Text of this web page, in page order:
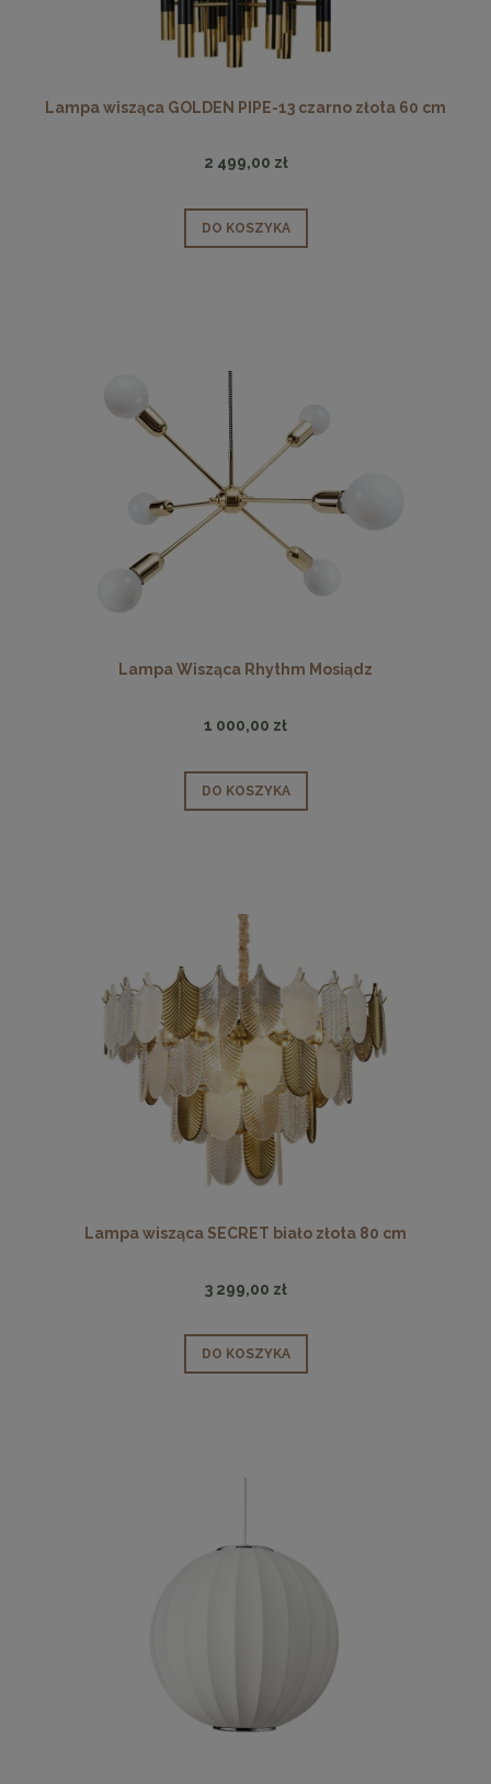
Lampa wisząca GOLDEN PIPE-13 czarno złota 60 cm
2 499,00 zł
DO KOSZYKA
Lampa Wisząca Rhythm Mosiądz
1 000,00 zł
DO KOSZYKA
Lampa wisząca SECRET biało złota 80 cm
3 299,00 zł
DO KOSZYKA